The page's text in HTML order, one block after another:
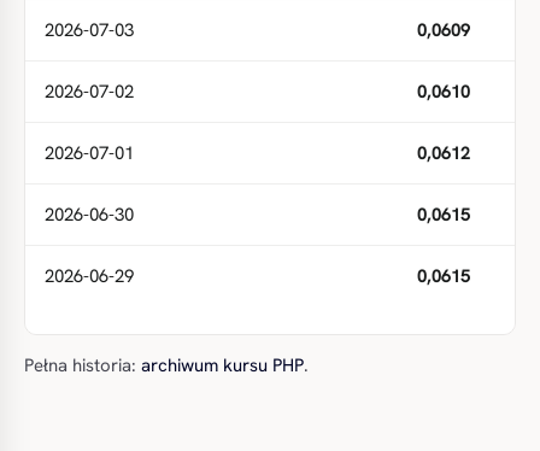
2026-07-03 0,0609
2026-07-02 0,0610
2026-07-01 0,0612
2026-06-30 0,0615
2026-06-29 0,0615
Pełna historia: archiwum kursu PHP.